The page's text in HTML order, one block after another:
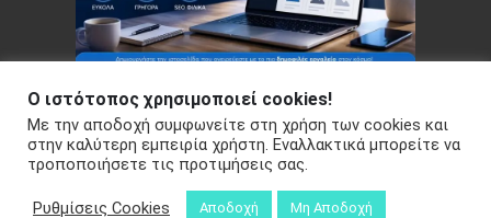
Copyright © 2026 Your e-articles - WordPress Theme : by
Sparkle Themes Πολιτική Απορρήτου
Ο ιστότοπος χρησιμοποιεί cookies!
Με την αποδοχή συμφωνείτε στη χρήση των cookies και
στην καλύτερη εμπειρία χρήστη. Εναλλακτικά μπορείτε να
τροποποιήσετε τις προτιμήσεις σας.
Ρυθμίσεις Cookies Αποδοχή Μη Αποδοχή